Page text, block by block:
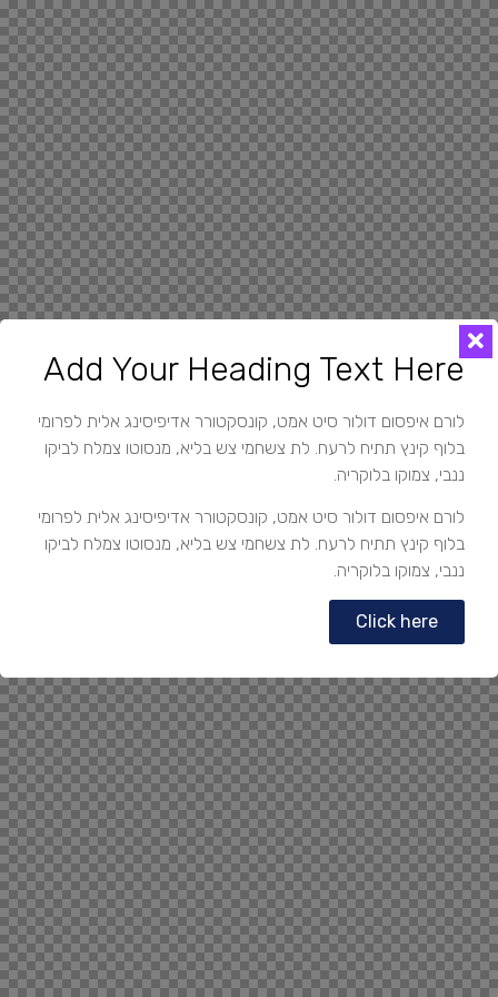
Add Your Heading Text Here
לורם איפסום דולור סיט אמט, קונסקטורר אדיפיסינג אלית לפרומי
בלוף קינץ תתיח לרעח. לת צשחמי צש בליא, מנסוטו צמלח לביקו
ננבי, צמוקו בלוקריה.
לורם איפסום דולור סיט אמט, קונסקטורר אדיפיסינג אלית לפרומי
בלוף קינץ תתיח לרעח. לת צשחמי צש בליא, מנסוטו צמלח לביקו
ננבי, צמוקו בלוקריה.
Click here